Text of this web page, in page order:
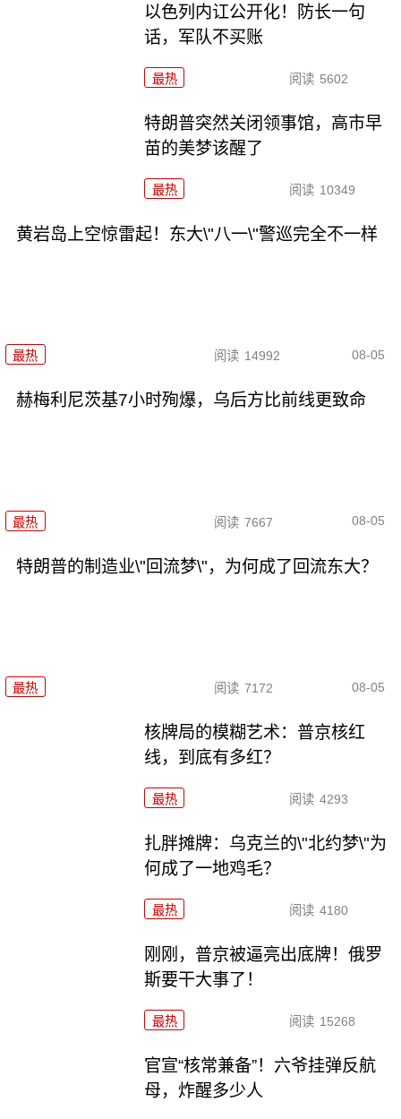
以色列内讧公开化！防长一句
话，军队不买账
最热 阅读 5602
特朗普突然关闭领事馆，高市早
苗的美梦该醒了
最热 阅读 10349
黄岩岛上空惊雷起！东大\"八一\"警巡完全不一样
最热 阅读 14992 08-05
赫梅利尼茨基7小时殉爆，乌后方比前线更致命
最热 阅读 7667 08-05
特朗普的制造业\"回流梦\"，为何成了回流东大？
最热 阅读 7172 08-05
核牌局的模糊艺术：普京核红
线，到底有多红？
最热 阅读 4293
扎胖摊牌：乌克兰的\"北约梦\"为
何成了一地鸡毛？
最热 阅读 4180
刚刚，普京被逼亮出底牌！俄罗
斯要干大事了！
最热 阅读 15268
官宣“核常兼备”！六爷挂弹反航
母，炸醒多少人